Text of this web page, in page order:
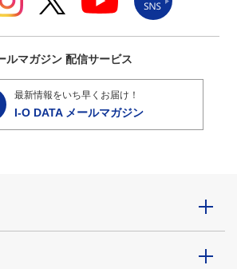
ルマガジン 配信サービス
最新情報をいち早くお届け！
I-O DATA メールマガジン